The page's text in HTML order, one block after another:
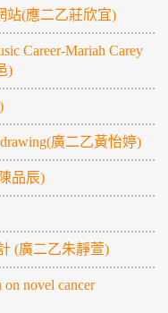
站(應二乙莊欣宜)
Career-Mariah Carey
)
廣二乙黃怡婷)
品辰)
(廣二乙朱靜萱)
novel cancer